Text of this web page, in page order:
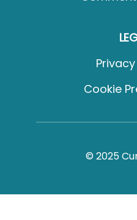
Cookie
© 2025